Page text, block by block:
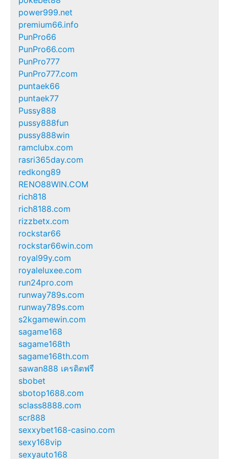
power999.net
premium66.info
PunPro66
PunPro66.com
PunPro777
PunPro777.com
puntaek66
puntaek77
Pussy888
pussy888fun
pussy888win
ramclubx.com
rasri365day.com
redkong89
RENO88WIN.COM
rich818
rich8188.com
rizzbetx.com
rockstar66
rockstar66win.com
royal99y.com
royaleluxee.com
run24pro.com
runway789s.com
runway789s.com
s2kgamewin.com
sagame168
sagame168th
sagame168th.com
sawan888 เครดิตฟรี
sbobet
sbotop1688.com
sclass8888.com
scr888
sexxybet168-casino.com
sexy168vip
sexyauto168